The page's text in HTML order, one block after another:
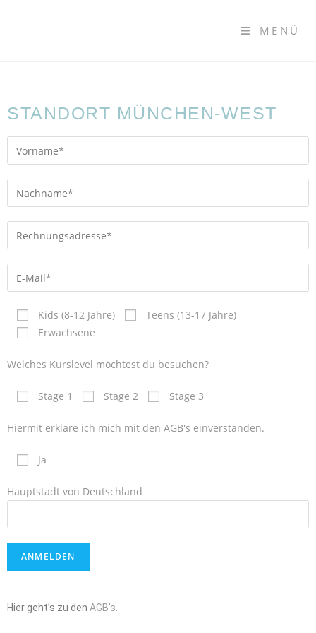
MENÜ
STANDORT MÜNCHEN-WEST
Kids (8-12 Jahre)
Teens (13-17 Jahre)
Erwachsene
Welches Kurslevel möchtest du besuchen?
Stage 1 Stage 2 Stage 3
Hiermit erkläre ich mich mit den AGB's einverstanden.
Ja
Hauptstadt von Deutschland
Hier geht’s zu den AGB’s.